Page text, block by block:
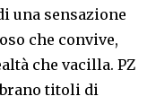
una sensazione
che convive,
che vacilla. PZ
titoli di